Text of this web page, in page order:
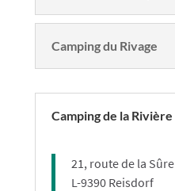
Camping du Rivage
Camping de la Rivière
21, route de la Sûre
L-9390 Reisdorf